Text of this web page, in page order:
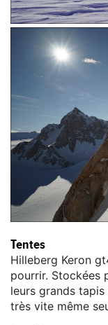
Tentes
Hilleberg Keron
pourrir. Stockées
leurs grands
très vite même